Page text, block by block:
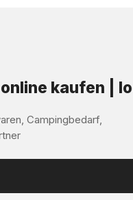
kaufen |
Campingbedarf,